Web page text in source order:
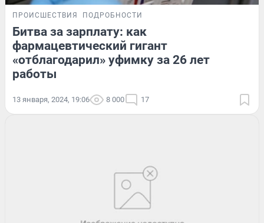
ПРОИСШЕСТВИЯ ПОДРОБНОСТИ
Битва за зарплату: как
фармацевтический гигант
«отблагодарил» уфимку за 26 лет
работы
13 января, 2024, 19:06 8 000 17